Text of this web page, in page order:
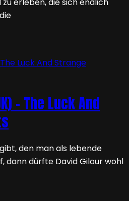
– The Luck And
den man als lebende
dann dürfte David Gilour wohl